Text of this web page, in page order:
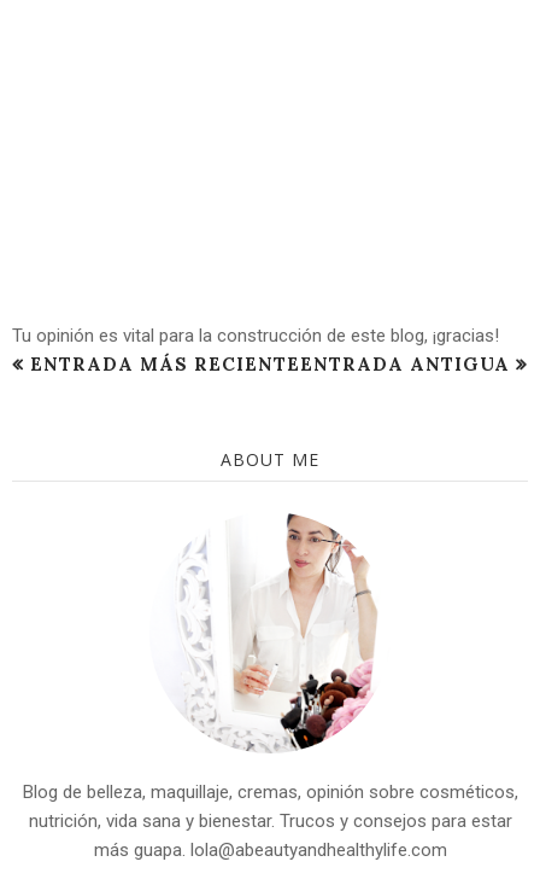
Tu opinión es vital para la construcción de este blog, ¡gracias!
ENTRADA MÁS RECIENTEENTRADA ANTIGUA
ABOUT ME
Blog de belleza, maquillaje, cremas, opinión sobre cosméticos,
nutrición, vida sana y bienestar. Trucos y consejos para estar
más guapa. lola@abeautyandhealthylife.com